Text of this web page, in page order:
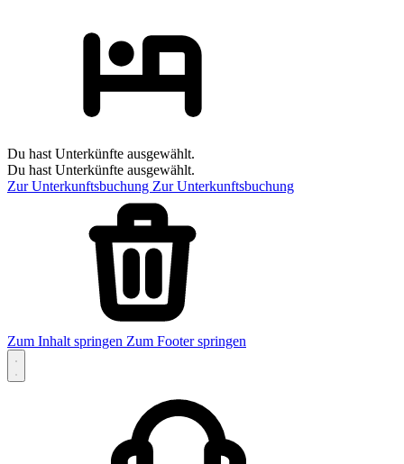
Du hast Unterkünfte ausgewählt.
Du hast Unterkünfte ausgewählt.
Zur Unterkunftsbuchung Zur Unterkunftsbuchung
Zum Inhalt springen Zum Footer springen